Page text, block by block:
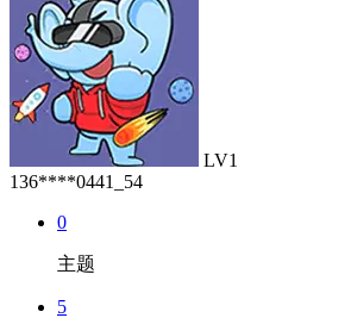
LV1
136****0441_54
0
主题
5